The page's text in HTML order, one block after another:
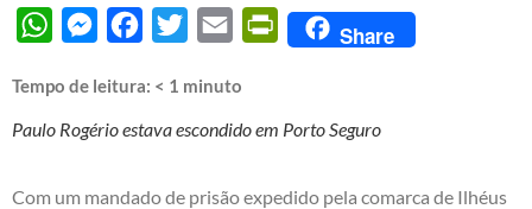
WhatsAppMessengerFacebook
Twitter Email PrintFriendly
Share
Tempo de leitura: < 1 minuto
Paulo Rogério estava escondido em Porto Seguro
Com um mandado de prisão expedido pela comarca de Ilhéus